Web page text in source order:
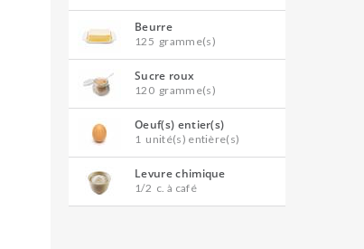
Beurre
125 gramme(s)
Sucre roux
120 gramme(s)
Oeuf(s) entier(s)
1 unité(s) entière(s)
Levure chimique
1/2 c. à café